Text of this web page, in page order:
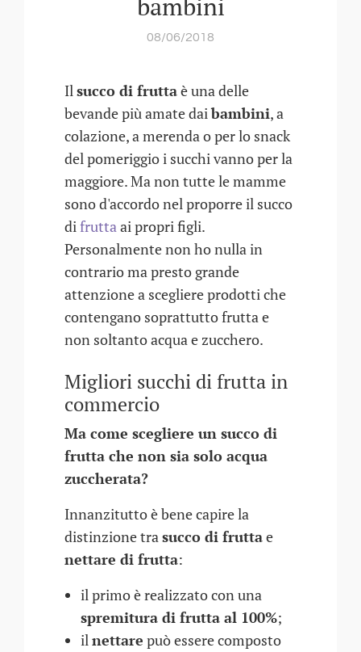
bambini
08/06/2018
Ilsucco di fruttaè una delle
bevande più amate daibambini, a
colazione, a merenda o per lo snack
del pomeriggio i succhi vanno per la
maggiore. Ma non tutte le mamme
sono d'accordo nel proporre il succo
difruttaai propri figli.
Personalmente non ho nulla in
contrario ma presto grande
attenzione a scegliere prodotti che
contengano soprattutto frutta e
non soltanto acqua e zucchero.
Migliori succhi di frutta in
commercio
Ma come scegliere un succo di
frutta che non sia solo acqua
zuccherata?
Innanzitutto è bene capire la
distinzione trasucco di fruttae
nettare di frutta:
il primo è realizzato con una
spremitura di frutta al 100%;
ilnettare può essere composto